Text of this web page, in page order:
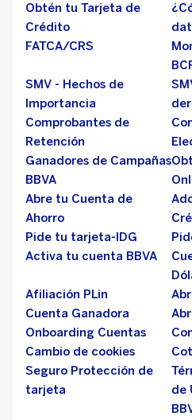
Obtén tu Tarjeta de
Crédito
FATCA/CRS
SMV - Hechos de
Importancia
Comprobantes de
Retención
Ganadores de Campañas
BBVA
Abre tu Cuenta de
Ahorro
Pide tu tarjeta-IDG
Activa tu cuenta BBVA
Afiliación PLin
Cuenta Ganadora
Onboarding Cuentas
Cambio de cookies
Seguro Protección de
tarjeta
de